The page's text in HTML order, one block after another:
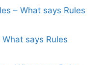
– What says Rules
What says Rules